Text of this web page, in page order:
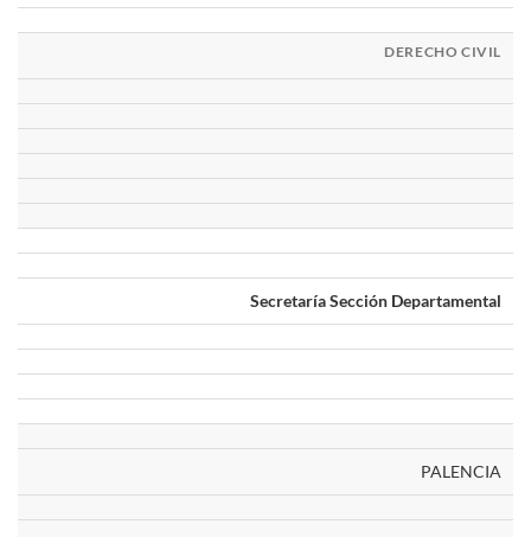
DERECHO CIVIL
Secretaría Sección Departamental
PALENCIA